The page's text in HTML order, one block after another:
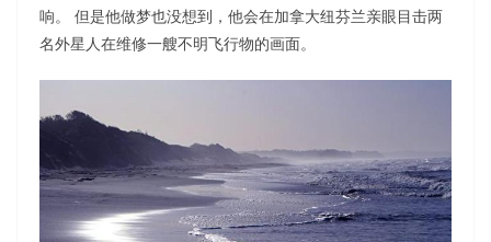
响。 但是他做梦也没想到，他会在加拿大纽芬兰亲眼目击两
名外星人在维修一艘不明飞行物的画面。